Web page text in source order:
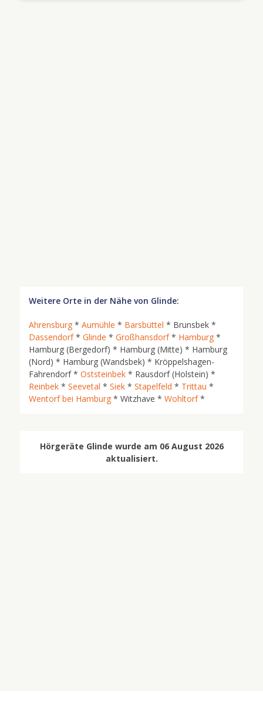
Weitere Orte in der Nähe von Glinde:
Ahrensburg * Aumühle * Barsbüttel * Brunsbek *
Dassendorf* Glinde * Großhansdorf* Hamburg *
Hamburg (Bergedorf) * Hamburg (Mitte) * Hamburg
(Nord) * Hamburg (Wandsbek) * Kröppelshagen-
Fahrendorf * Oststeinbek * Rausdorf (Holstein) *
Reinbek * Seevetal * Siek * Stapelfeld * Trittau *
Wentorf bei Hamburg * Witzhave * Wohltorf*
Hörgeräte Glinde wurde am 06 August 2026
aktualisiert.